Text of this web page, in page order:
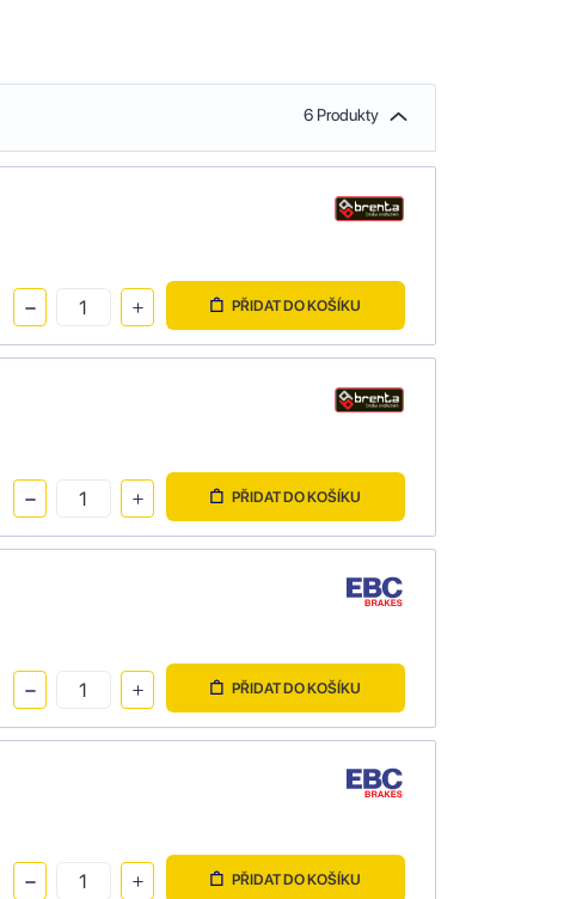
6 Produkty
PŘIDAT DO KOŠÍKU
PŘIDAT DO KOŠÍKU
PŘIDAT DO KOŠÍKU
PŘIDAT DO KOŠÍKU